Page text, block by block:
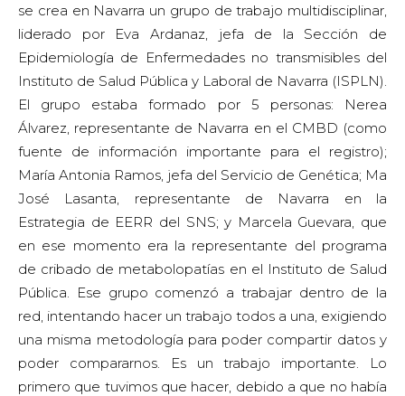
se crea en Navarra un grupo de trabajo multidisciplinar,
liderado por Eva Ardanaz, jefa de la Sección de
Epidemiología de Enfermedades no transmisibles del
Instituto de Salud Pública y Laboral de Navarra (ISPLN).
El grupo estaba formado por 5 personas: Nerea
Álvarez, representante de Navarra en el CMBD (como
fuente de información importante para el registro);
María Antonia Ramos, jefa del Servicio de Genética; Ma
José Lasanta, representante de Navarra en la
Estrategia de EERR del SNS; y Marcela Guevara, que
en ese momento era la representante del programa
de cribado de metabolopatías en el Instituto de Salud
Pública. Ese grupo comenzó a trabajar dentro de la
red, intentando hacer un trabajo todos a una, exigiendo
una misma metodología para poder compartir datos y
poder compararnos. Es un trabajo importante. Lo
primero que tuvimos que hacer, debido a que no había